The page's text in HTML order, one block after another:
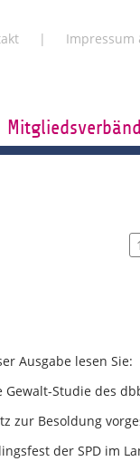
Impressum
1
Ausgabe lesen Sie:
Gewalt-Studie des
zur Besoldung
der SPD im